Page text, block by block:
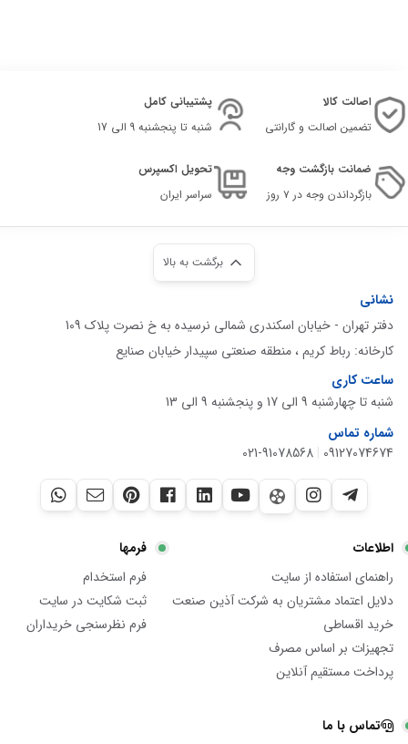
اصالت کالا
تضمین اصالت و گارانتی
پشتیبانی کامل
شنبه تا پنجشنبه 9 الی 17
ضمانت بازگشت وجه
بازگرداندن وجه در ۷ روز
تحویل اکسپرس
سراسر ایران
برگشت به بالا
نشانی
دفتر تهران - خیابان اسکندری شمالی نرسیده به خ نصرت پلاک 109
کارخانه: رباط کریم ، منطقه صنعتی سپیدار خیابان صنایع
ساعت کاری
شنبه تا چهارشنبه 9 الی 17 و پنجشنبه 9 الی 13
شماره تماس
09127074674
|
021-91078568
اطلاعات
راهنمای استفاده از سایت
دلایل اعتماد مشتریان به شرکت آذین صنعت
خرید اقساطی
تجهیزات بر اساس مصرف
پرداخت مستقیم آنلاین
فرمها
فرم استخدام
ثبت شکایت در سایت
فرم نظرسنجی خریداران
تماس با ما